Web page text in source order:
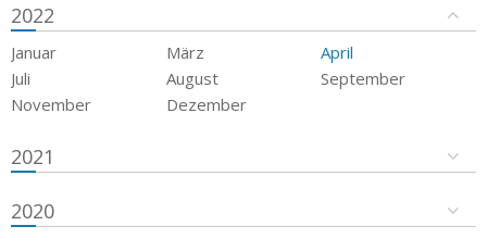
2022
Januar März
April
Juli
August
September
November
Dezember
2021
2020